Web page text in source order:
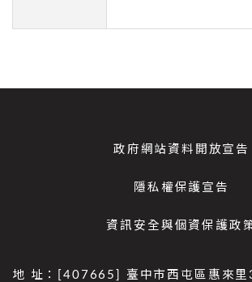
政府網站資料開放宣告
隱私權保護宣告
資訊安全與個資保護政
地 址：[407665] 臺中市西屯區惠來里